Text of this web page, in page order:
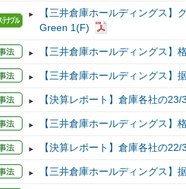
【三井倉庫ホールディングス】
Green 1(F)
【三井倉庫ホールディングス
【三井倉庫ホールディングス
【決算レポート】倉庫各社の
【三井倉庫ホールディングス
【決算レポート】倉庫各社の
【三井倉庫ホールディングス